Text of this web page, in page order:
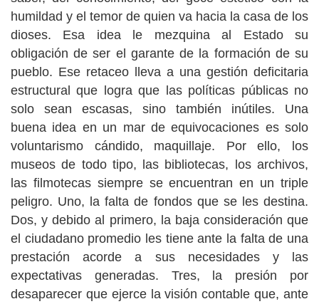
humildad y el temor de quien va hacia la casa de los
dioses. Esa idea le mezquina al Estado su
obligación de ser el garante de la formación de su
pueblo. Ese retaceo lleva a una gestión deficitaria
estructural que logra que las políticas públicas no
solo sean escasas, sino también inútiles. Una
buena idea en un mar de equivocaciones es solo
voluntarismo cándido, maquillaje. Por ello, los
museos de todo tipo, las bibliotecas, los archivos,
las filmotecas siempre se encuentran en un triple
peligro. Uno, la falta de fondos que se les destina.
Dos, y debido al primero, la baja consideración que
el ciudadano promedio les tiene ante la falta de una
prestación acorde a sus necesidades y las
expectativas generadas. Tres, la presión por
desaparecer que ejerce la visión contable que, ante